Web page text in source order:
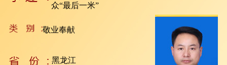
众“最后一米”
敬业奉献
黑龙江